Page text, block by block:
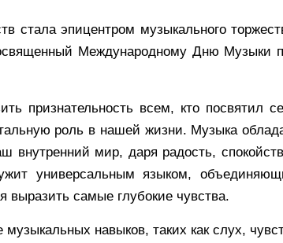
стала эпицентром музыкального
Международному Дню Музыки
признательность всем, кто посвятил
роль в нашей жизни. Музыка
внутренний мир, даря радость,
универсальным языком,
выразить самые глубокие чувства.
навыков, таких как слух,